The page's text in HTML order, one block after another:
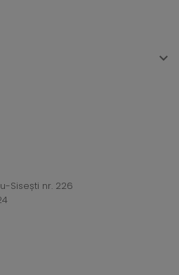

Sisești nr. 226